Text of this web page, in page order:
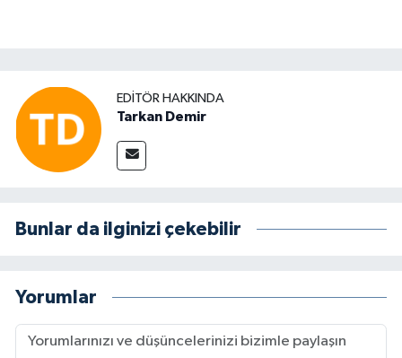
EDITÖR HAKKINDA
Tarkan Demir
Bunlar da ilginizi çekebilir
Yorumlar